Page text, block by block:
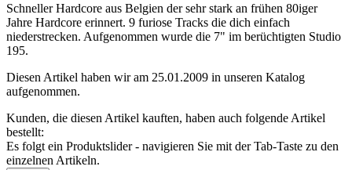
Schneller Hardcore aus Belgien der sehr stark an frühen 80iger
Jahre Hardcore erinnert. 9 furiose Tracks die dich einfach
niederstrecken. Aufgenommen wurde die 7" im berüchtigten Studio
195.
Diesen Artikel haben wir am 25.01.2009 in unseren Katalog
aufgenommen.
Kunden, die diesen Artikel kauften, haben auch folgende Artikel
bestellt:
Es folgt ein Produktslider - navigieren Sie mit der Tab-Taste zu den
einzelnen Artikeln.